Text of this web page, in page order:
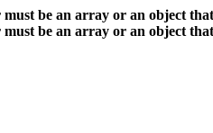
must be an array or an object
must be an array or an object